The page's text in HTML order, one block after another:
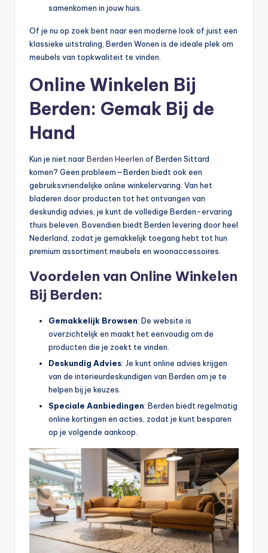
samenkomen in jouw huis.
Of je nu op zoek bent naar een moderne look of juist een
klassieke uitstraling, Berden Wonen is de ideale plek om
meubels van topkwaliteit te vinden.
Online Winkelen Bij
Berden: Gemak Bij de
Hand
Kun je niet naarBerden Heerlen of Berden Sittard
komen? Geen probleem—Berden biedt ook een
gebruiksvriendelijke online winkelervaring. Van het
bladeren door producten tot het ontvangen van
deskundig advies, je kunt de volledige Berden-ervaring
thuis beleven. Bovendien biedt Berden levering door heel
Nederland, zodat je gemakkelijk toegang hebt tot hun
premium assortiment meubels en woonaccessoires.
Voordelen van Online Winkelen
Bij Berden:
Gemakkelijk Browsen: De website is
overzichtelijk en maakt het eenvoudig om de
producten die je zoekt te vinden.
Deskundig Advies: Je kunt online advies krijgen
van de interieurdeskundigen van Berden om je te
helpen bij je keuzes.
Speciale Aanbiedingen: Berden biedt regelmatig
online kortingen en acties, zodat je kunt besparen
op je volgende aankoop.